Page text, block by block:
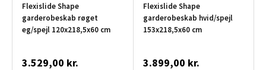
Flexislide Shape
garderobeskab røget
eg/spejl 120x218,5x60 cm
3.529,00 kr.
Flexislide Shape
garderobeskab hvid/spejl
153x218,5x60 cm
3.899,00 kr.